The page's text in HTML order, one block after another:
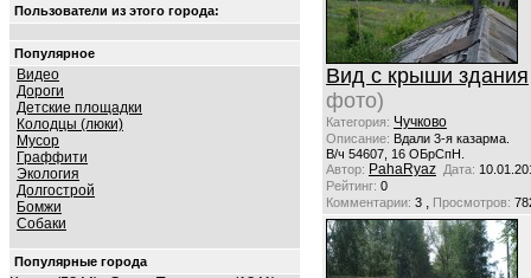
Пользователи из этого города:
Популярное
Видео
Дороги
Детские площадки
Колодцы (люки)
Мусор
Граффити
Экология
Долгострой
Бомжи
Собаки
Популярные города
Вид с крыши здания
фото)
Категория: Чучково
Описание: Вдали 3-я казарма.
В/ч 54607, 16 ОБрСпН.
Автор: PahaRyaz Дата:
Рейтинг: 0
Комментарии: 3 , Просмотров: